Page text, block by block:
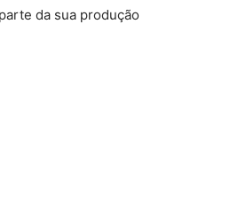
da sua produção